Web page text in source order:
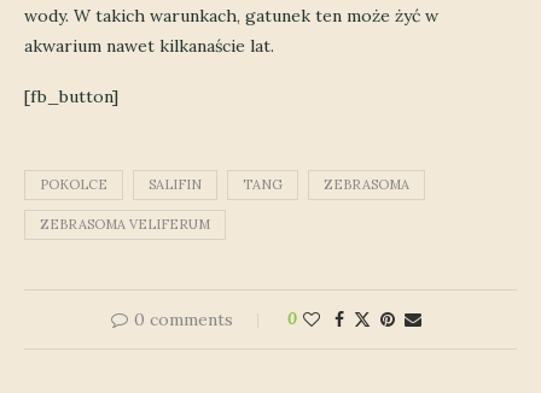
wody. W takich warunkach, gatunek ten może żyć w
akwarium nawet kilkanaście lat.
[fb_button]
POKOLCE SALIFIN TANG ZEBRASOMA
ZEBRASOMA VELIFERUM
0 comments 0